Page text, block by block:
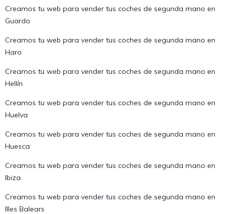
Creamos tu web para vender tus coches de segunda mano en
Guardo
Creamos tu web para vender tus coches de segunda mano en
Haro
Creamos tu web para vender tus coches de segunda mano en
Hellín
Creamos tu web para vender tus coches de segunda mano en
Huelva
Creamos tu web para vender tus coches de segunda mano en
Huesca
Creamos tu web para vender tus coches de segunda mano en
Ibiza
Creamos tu web para vender tus coches de segunda mano en
Illes Balears